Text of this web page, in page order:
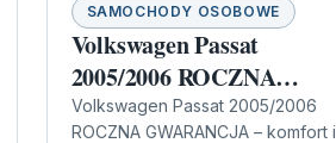
SAMOCHODY OSOBOWE
Volkswagen Passat
2005/2006 ROCZNA
GWARANCJA
Volkswagen Passat 2005/2006
ROCZNA GWARANCJA – komfort i